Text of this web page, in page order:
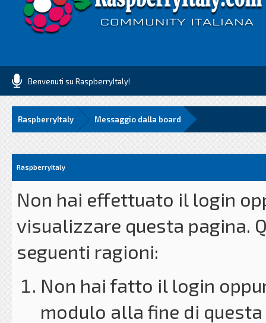
Benvenuti su RaspberryItaly!
RaspberryItaly Messaggio dalla board
RaspberryItaly
Non hai effettuato il login
visualizzare questa pagina.
seguenti ragioni:
Non hai fatto il login
modulo alla fine di